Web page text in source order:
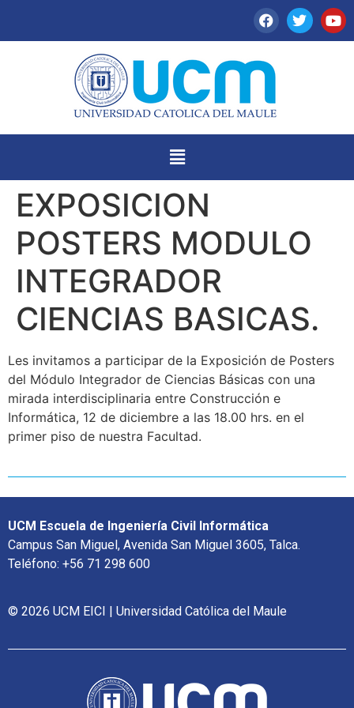
EXPOSICION
POSTERS MODULO
INTEGRADOR
CIENCIAS BASICAS.
Les invitamos a participar de la Exposición de Posters
del Módulo Integrador de Ciencias Básicas con una
mirada interdisciplinaria entre Construcción e
Informática, 12 de diciembre a las 18.00 hrs. en el
primer piso de nuestra Facultad.
UCM Escuela de Ingeniería Civil Informática
Campus San Miguel, Avenida San Miguel 3605, Talca.
Teléfono: +56 71 298 600
© 2026 UCM EICI | Universidad Católica del Maule